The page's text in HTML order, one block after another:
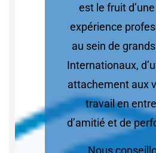
est le fruit
expérience
au sein de
Internationaux,
attachement aux
travail en
d’amitié et de
Nous